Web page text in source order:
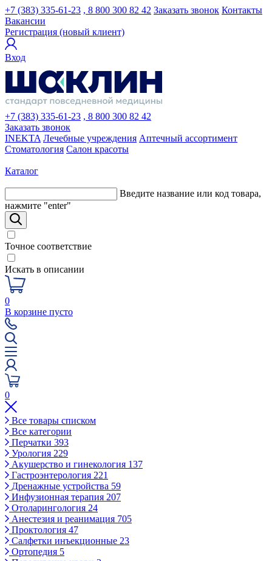
+7 (383) 335-61-23 , 8 800 300 82 42 Заказать звонок Контакты
Вакансии
Регистрация (новый клиент)
Вход
+7 (383) 335-61-23 , 8 800 300 82 42
Заказать звонок
INEKTA Лечебные учреждения Аптечный ассортимент
Стоматология Салон красоты
Каталог
Введите название или код товара,
нажмите "enter"
Точное соответствие
Искать в описании
0
В корзине пусто
0
Все товары списком
Все категории
Перчатки 393
Урология 229
Акушерство и гинекология 137
Гастроэнтерология 221
Дренажные устройства 59
Инфузионная терапия 207
Отоларингология 24
Анестезия и реанимация 705
Проктология 47
Салфетки инъекционные 23
Ортопедия 5